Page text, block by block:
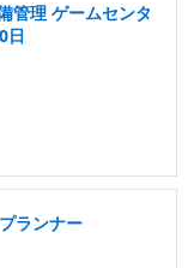
管理 ゲームセンタ
日
ランナー